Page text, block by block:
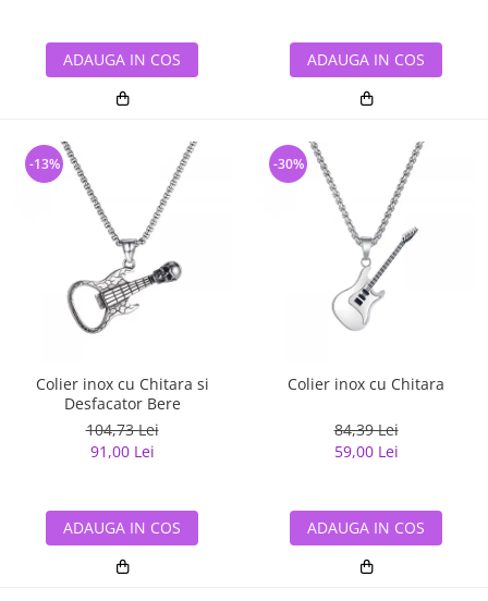
ADAUGA IN COS ADAUGA IN COS
Colier inox cu Chitara si
Desfacator Bere
104,73 Lei
91,00 Lei
-13%
ADAUGA IN COS
Colier inox cu Chitara
84,39 Lei
59,00 Lei
-30%
ADAUGA IN COS